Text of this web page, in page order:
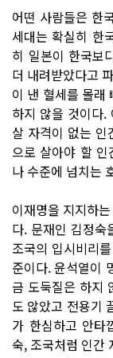
어떤 사람들은 한
세대는 확실히 한
히 일본이 한국보
더 내려받았다고
이 낸 혈세를 몰래
하지 않을 것이다.
살 자격이 없는 인
으로 살아야 할 인
나 수준에 넘치는
이재명을 지지하
다. 문재인 김정숙
조국의 입시비리
준이다. 윤석열이
금 도둑질은 하지
도 않았고 전용기
가 한심하고 안타
숙, 조국처럼 인간